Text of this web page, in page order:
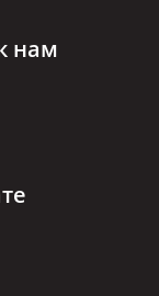
нам